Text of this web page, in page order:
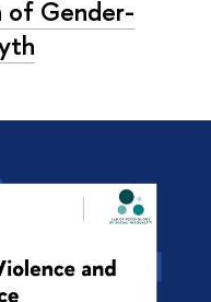
of Gender-